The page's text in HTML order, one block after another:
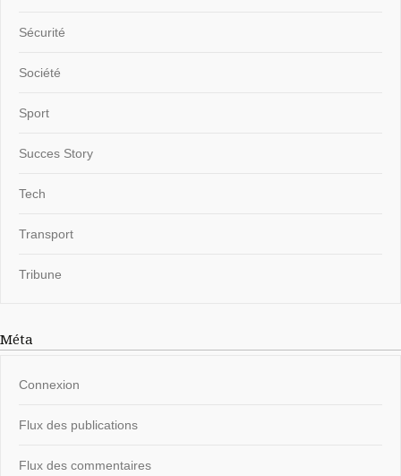
Sécurité
Société
Sport
Succes Story
Tech
Transport
Tribune
Méta
Connexion
Flux des publications
Flux des commentaires